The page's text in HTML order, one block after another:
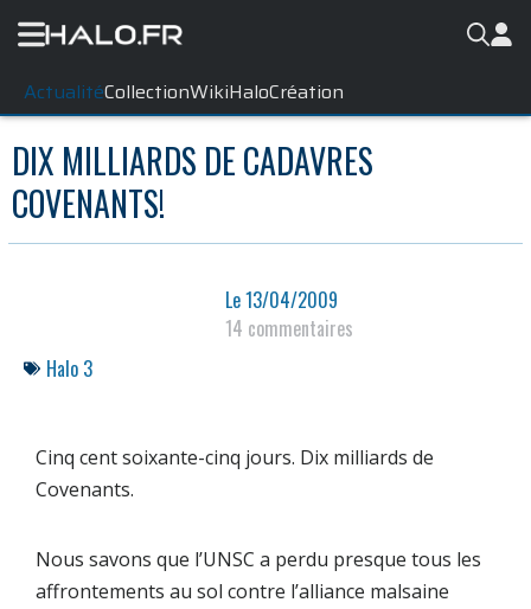
ActualitéCollectionWikiHaloCréation
DIX MILLIARDS DE CADAVRES
COVENANTS!
Le13/04/2009
14 commentaires
Halo 3
Cinq cent soixante-cinq jours. Dix milliards de
Covenants.
Nous savons que l’UNSC a perdu presque tous les
affrontements au sol contre l’alliance malsaine